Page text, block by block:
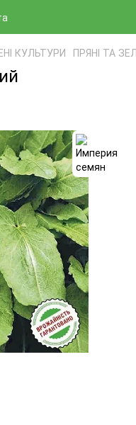
КУЛЬТУРИ ПРЯНІ ТА